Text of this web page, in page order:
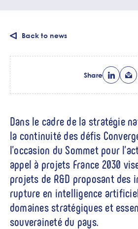
Back to news
Share
Dans le cadre de la stratégie
la continuité des défis
l’occasion du Sommet pour
appel à projets France 2030
projets de R&D proposant des
rupture en intelligence
domaines stratégiques et
souveraineté du pays.